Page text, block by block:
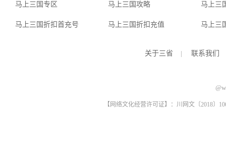
马上三国专区 马上三国攻略 马上三
马上三国折扣首充号 马上三国折扣充值 马上三
关于三省 | 联系我们
【网络文化经营许可证】：川网文〔2018